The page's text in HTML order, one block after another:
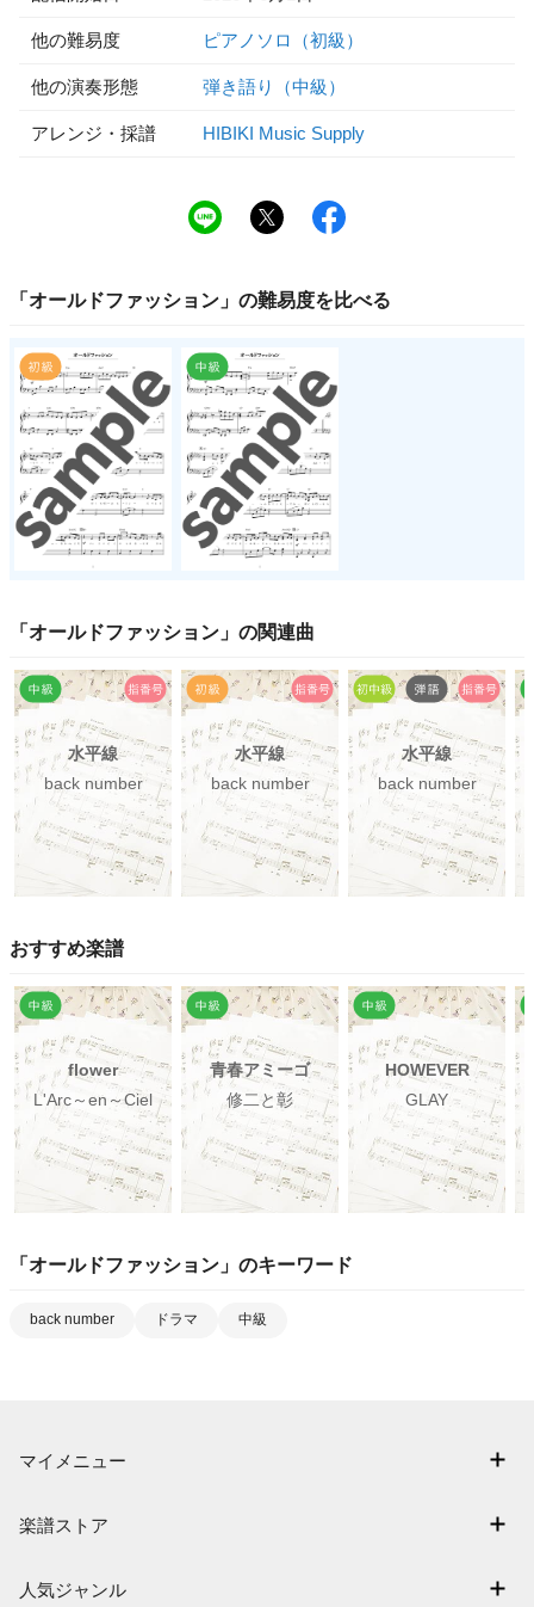
他の難易度 ピアノソロ（初級）
他の演奏形態 弾き語り（中級）
アレンジ・採譜 HIBIKI Music Supply
「 オールドファッション 」の難易度を比べる
「 オールドファッション 」の関連曲
水平線
back number
水平線
back number
水平線
back number
おすすめ楽譜
flower
L'Arc～en～Ciel
青春アミーゴ
修二と彰
HOWEVER
GLAY
「 オールドファッション 」のキーワード
back number ドラマ 中級
マイメニュー
退会はこちら
楽譜ストア
人気ジャンル